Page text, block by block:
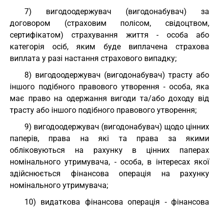
7) вигодоодержувач (вигодонабувач) за
договором (страховим полісом, свідоцтвом,
сертифікатом) страхування життя - особа або
категорія осіб, яким буде виплачена страхова
виплата у разі настання страхового випадку;
8) вигодоодержувач (вигодонабувач) трасту або
іншого подібного правового утворення - особа, яка
має право на одержання вигоди та/або доходу від
трасту або іншого подібного правового утворення;
9) вигодоодержувач (вигодонабувач) щодо цінних
паперів, права на які та права за якими
обліковуються на рахунку в цінних паперах
номінального утримувача, - особа, в інтересах якої
здійснюється фінансова операція на рахунку
номінального утримувача;
10) видаткова фінансова операція - фінансова